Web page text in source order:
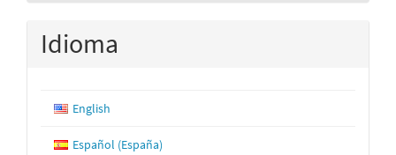
Idioma
English
Español (España)